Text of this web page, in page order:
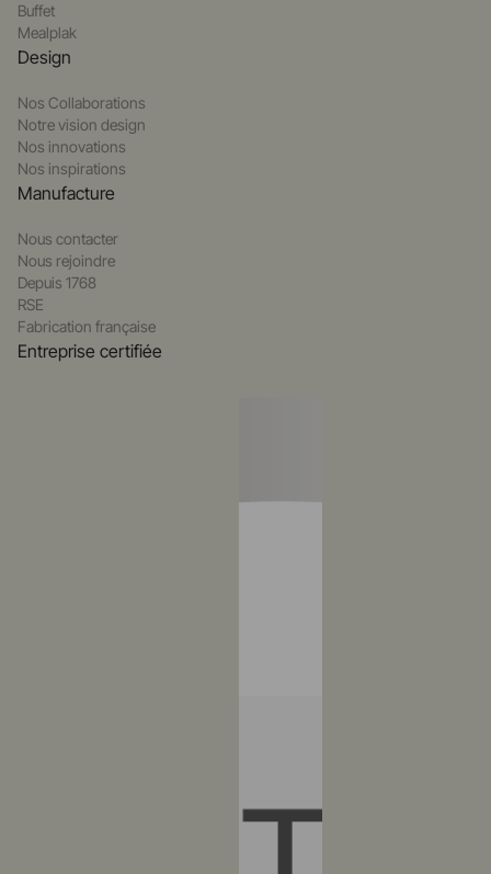
Buffet
Mealplak
Design
Nos Collaborations
Notre vision design
Nos innovations
Nos inspirations
Manufacture
Nous contacter
Nous rejoindre
Depuis 1768
RSE
Fabrication française
Entreprise certifiée